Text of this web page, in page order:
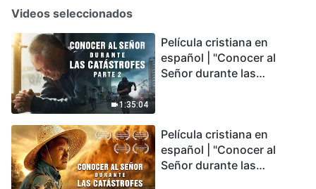
Videos seleccionados
1:35:04
Película cristiana en
español | "Conocer al
Señor durante las
podemos sobrevivir?
Película cristiana en
español | "Conocer al
Señor durante las